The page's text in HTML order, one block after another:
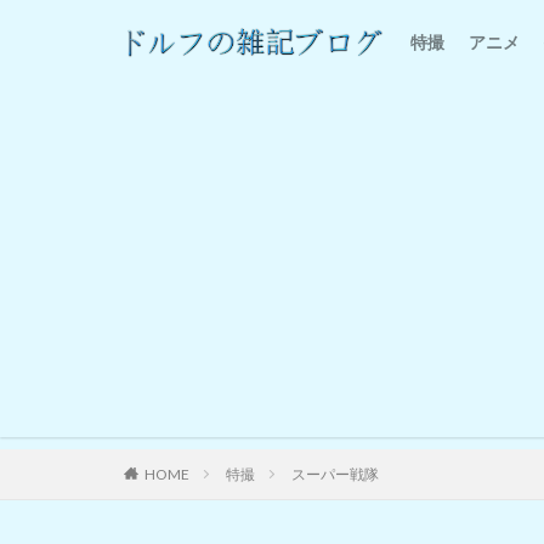
特撮 アニメ
HOME 特撮 スーパー戦隊